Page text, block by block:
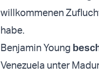
willkommenen
habe.
Benjamin Young
Venezuela unter